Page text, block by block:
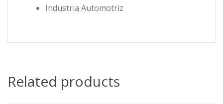
Industria Automotriz
Related products